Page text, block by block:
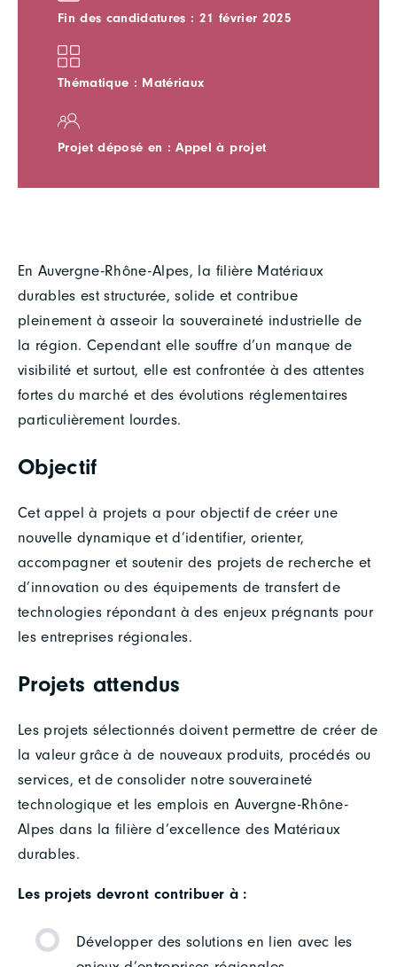
Fin des candidatures : 21 février 2025
Thématique : Matériaux
Projet déposé en : Appel à projet
En Auvergne-Rhône-Alpes, la filière Matériaux
durables est structurée, solide et contribue
pleinement à asseoir la souveraineté industrielle de
la région. Cependant elle souffre d’un manque de
visibilité et surtout, elle est confrontée à des attentes
fortes du marché et des évolutions réglementaires
particulièrement lourdes.
Objectif
Cet appel à projets a pour objectif de créer une
nouvelle dynamique et d’identifier, orienter,
accompagner et soutenir des projets de recherche et
d’innovation ou des équipements de transfert de
technologies répondant à des enjeux prégnants pour
les entreprises régionales.
Projets attendus
Les projets sélectionnés doivent permettre de créer de
la valeur grâce à de nouveaux produits, procédés ou
services, et de consolider notre souveraineté
technologique et les emplois en Auvergne-Rhône-
Alpes dans la filière d’excellence des Matériaux
durables.
Les projets devront contribuer à :
Développer des solutions en lien avec les